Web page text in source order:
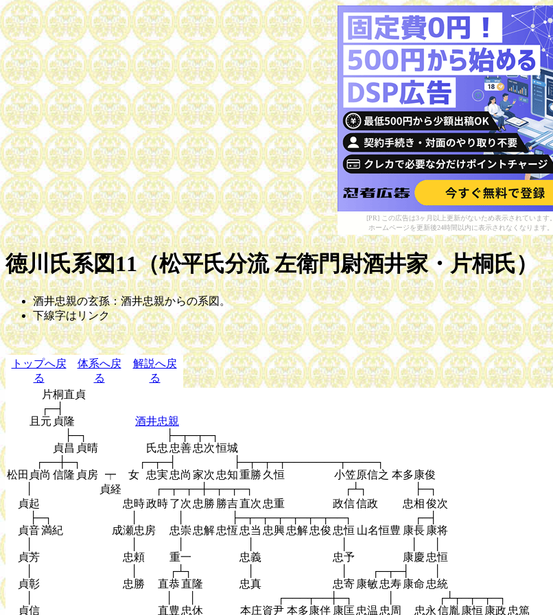
[PR] この広告は3ヶ月以上更新がないため表示されています。
ホームページを更新後24時間以内に表示されなくなります。
徳川氏系図11（松平氏分流 左衛門尉酒井家・片桐氏）
酒井忠親の玄孫：酒井忠親からの系図。
下線字はリンク
トップへ戻
る
体系へ戻
る
解説へ戻
る
片桐直貞
┌─┤
且元 貞隆
酒井忠親
├─┐
├─┬─┬─┐
貞昌 貞晴 氏忠 忠善忠次恒城
┌──┼─┐
┌─┬─┤
├─┬─┬─┬───────┬────┐
松田貞尚 信隆 貞房 ┯ 女 忠実 忠尚 家次 忠知重勝 久恒 小笠原信之 本多康俊
貞経 ┌─┬─┬─┼─┬─┬─┐ ┌┴┐
├─┐
貞起
忠時政時了次 忠勝 勝吉直次 忠重 政信信政 忠相俊次
├─┐
├─┬─┬─┬─┬─┬─┬──┐
┌─┤
貞音満紀 成瀬忠房 忠崇忠解忠恆忠当 忠興忠解忠俊 忠恒 山名恒豊 康長 康将
貞芳
忠頼 重一 忠義 忠予 康慶 忠恒
┌┴┐ ┌─┬─┤
貞彰
忠勝 直恭直隆 忠真 忠寄 康敏 忠寿 康命 忠統
┌───┬──┼─┐
┌┴┬─┬─┬─┐
貞信
直豊 忠休 本庄資尹 本多康伴 康匡 忠温 忠周 忠永 信胤 康恒 康政 忠篤